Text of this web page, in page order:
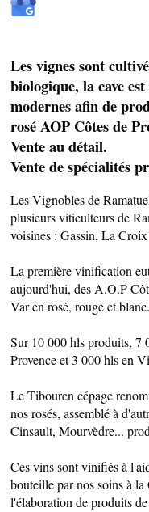
SAVEURS LOCALES
SANTÉ
Les vignes sont
biologique, la cave
modernes afin de
rosé AOP Côtes de
Vente au détail.
Vente de spécialités
Les Vignobles de
plusieurs viticulteurs de
voisines : Gassin, La
La première vinification
aujourd'hui, des A.O.P
Var en rosé, rouge et blanc.
Sur 10 000 hls produits, 7
Provence et 3 000 hls en
Le Tibouren cépage
nos rosés, assemblé à
Cinsault, Mourvèdre...
Ces vins sont vinifiés à
bouteille par nos soins à
l'élaboration de produits